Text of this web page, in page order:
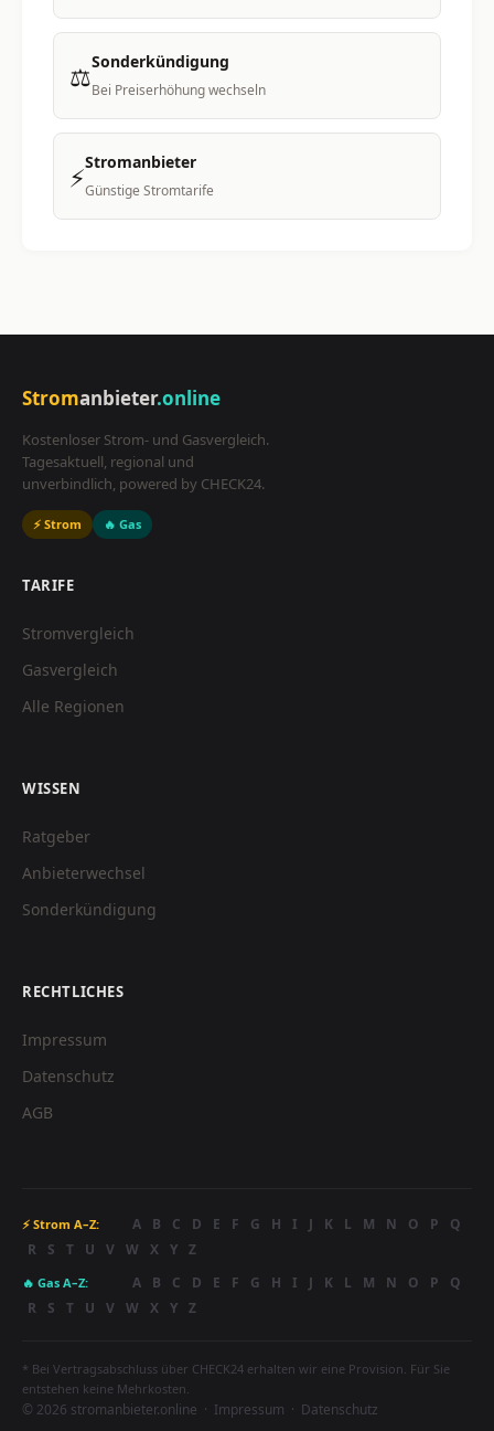
⚖️Sonderkündigung
Bei Preiserhöhung wechseln
⚡Stromanbieter
Günstige Stromtarife
Stromanbieter.online
Kostenloser Strom- und Gasvergleich.
Tagesaktuell, regional und
unverbindlich, powered by CHECK24.
⚡ Strom 🔥 Gas
TARIFE
Stromvergleich
Gasvergleich
Alle Regionen
WISSEN
Ratgeber
Anbieterwechsel
Sonderkündigung
RECHTLICHES
Impressum
Datenschutz
AGB
⚡ Strom A–Z: A B C D E F G H I J K L M N O P
Q
R
S T U V W X Y Z
🔥 Gas A–Z: A B C D E F G H I J K L M N O P
Q
R
S T U V W X Y Z
* Bei Vertragsabschluss über CHECK24 erhalten wir eine Provision. Für Sie
entstehen keine Mehrkosten.
© 2026 stromanbieter.online · Impressum · Datenschutz